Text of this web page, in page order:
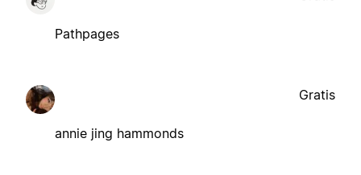
Pathpages
annie jing hammonds
Gratis